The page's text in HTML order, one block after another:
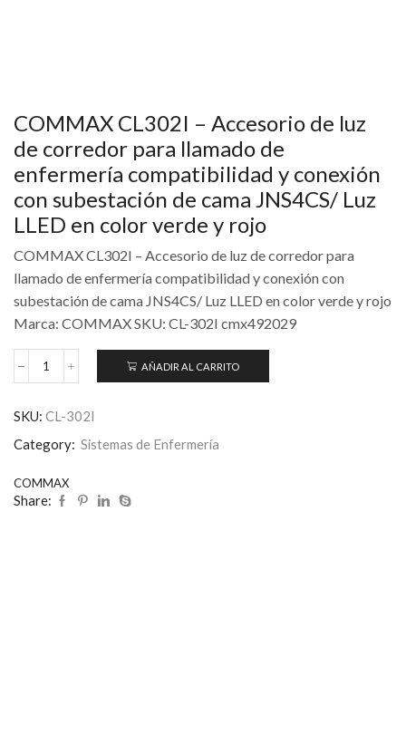
COMMAX CL302I – Accesorio de luz
de corredor para llamado de
enfermería compatibilidad y conexión
con subestación de cama JNS4CS/ Luz
LLED en color verde y rojo
COMMAX CL302I – Accesorio de luz de corredor para
llamado de enfermería compatibilidad y conexión con
subestación de cama JNS4CS/ Luz LLED en color verde y rojo
Marca: COMMAX SKU: CL-302I cmx492029
AÑADIR AL CARRITO
SKU: CL-302I
Category: Sistemas de Enfermería
COMMAX
Share: